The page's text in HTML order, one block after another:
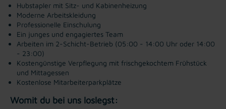
Hubstapler mit Sitz- und Kabinenheizung
Moderne Arbeitskleidung
Professionelle Einschulung
Ein junges und engagiertes Team
Arbeiten im 2-Schicht-Betrieb (05:00 - 14:00 Uhr oder 14:00
- 23:00)
Kostengünstige Verpflegung mit frischgekochtem Frühstück
und Mittagessen
Kostenlose Mitarbeiterparkplätze
Womit du bei uns loslegst: